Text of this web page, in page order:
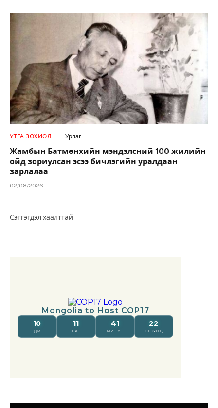
УТГА ЗОХИОЛ Урлаг
Жамбын Батмөнхийн мэндэлсний 100 жилийн
ойд зориулсан эсээ бичлэгийн уралдаан
зарлалаа
02/08/2026
Сэтгэгдэл хаалттай